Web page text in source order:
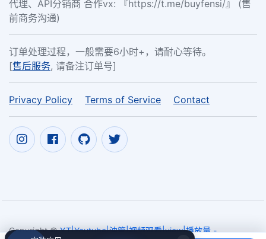
代理、API分销商 合作vx: 『https://t.me/buyfensi/』 (售
前商务沟通)
订单处理过程，一般需要6小时+，请耐心等待。
[售后服务, 请备注订单号]
Privacy Policy Terms of Service Contact
Copyright ©YT|Youtube|油管|视频观看|view|播放量 -